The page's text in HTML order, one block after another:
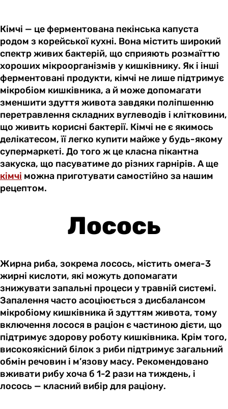
Кімчі — це ферментована пекінська капуста
родом з корейської кухні. Вона містить широкий
спектр живих бактерій, що сприяють розмаїттю
хороших мікроорганізмів у кишківнику. Як і інші
ферментовані продукти, кімчі не лише підтримує
мікробіом кишківника, а й може допомагати
зменшити здуття живота завдяки поліпшенню
перетравлення складних вуглеводів і клітковини,
що живить корисні бактерії. Кімчі не є якимось
делікатесом, її легко купити майже у будь-якому
супермаркеті. До того ж це класна пікантна
закуска, що пасуватиме до різних гарнірів. А ще
кімчі можна приготувати самостійно за нашим
рецептом.
Лосось
Жирна риба, зокрема лосось, містить омега-3
жирні кислоти, які можуть допомагати
знижувати запальні процеси у травній системі.
Запалення часто асоціюється з дисбалансом
мікробіому кишківника й здуттям живота, тому
включення лосося в раціон є частиною дієти, що
підтримує здорову роботу кишківника. Крім того,
високоякісний білок з риби підтримує загальний
обмін речовин і м’язову масу. Рекомендовано
вживати рибу хоча б 1-2 рази на тиждень, і
лосось — класний вибір для раціону.